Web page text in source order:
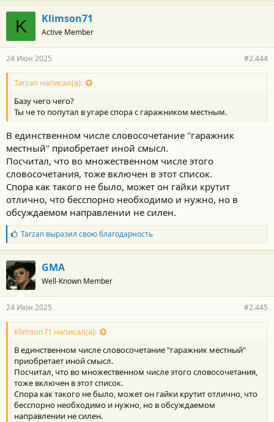
K Klimson71
Active Member
24 Июн 2025 #2.444
Tarzan написал(а):
Базу чего чего?
Ты че то попутал в угаре спора с гаражником местным.
В единственном числе словосочетание "гаражник
местный" приобретает иной смысл.
Посчитал, что во множественном числе этого
словосочетания, тоже включен в этот список.
Спора как такого не было, может он гайки крутит
отлично, что бесспорно необходимо и нужно, но в
обсуждаемом направлении не силен.
Б
л
а
г
о
д
а
н
о
с
и
:
Tarzanвыразил свою благодарность
GMA
Well-Known Member
24 Июн 2025 #2.445
Klimson71 написал(а):
В единственном числе словосочетание "гаражник местный"
приобретает иной смысл.
Посчитал, что во множественном числе этого словосочетания,
тоже включен в этот список.
Спора как такого не было, может он гайки крутит отлично, что
бесспорно необходимо и нужно, но в обсуждаемом
направлении не силен.